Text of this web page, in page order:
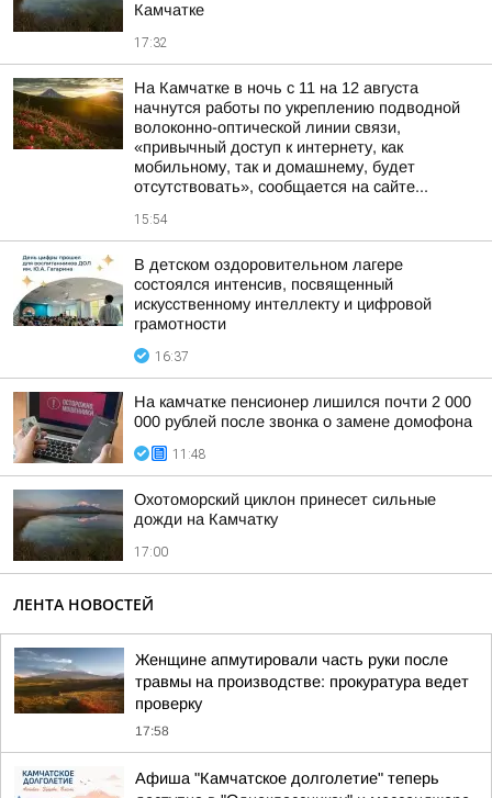
Камчатке
17:32
На Камчатке в ночь с 11 на 12 августа
начнутся работы по укреплению подводной
волоконно-оптической линии связи,
«привычный доступ к интернету, как
мобильному, так и домашнему, будет
отсутствовать», сообщается на сайте...
15:54
В детском оздоровительном лагере
состоялся интенсив, посвященный
искусственному интеллекту и цифровой
грамотности
16:37
На камчатке пенсионер лишился почти 2 000
000 рублей после звонка о замене домофона
11:48
Охотоморский циклон принесет сильные
дожди на Камчатку
17:00
ЛЕНТА НОВОСТЕЙ
Женщине апмутировали часть руки после
травмы на производстве: прокуратура ведет
проверку
17:58
Афиша "Камчатское долголетие" теперь